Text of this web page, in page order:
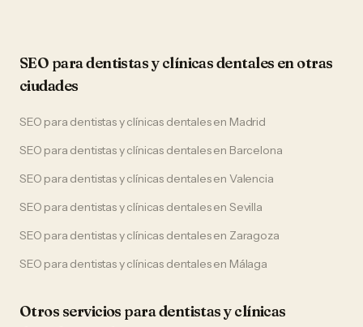
SEO paradentistas y clínicas dentales en otras
ciudades
SEO para dentistas y clínicas dentalesen Madrid
SEO para dentistas y clínicas dentalesen Barcelona
SEO para dentistas y clínicas dentalesen Valencia
SEO para dentistas y clínicas dentalesen Sevilla
SEO para dentistas y clínicas dentalesen Zaragoza
SEO para dentistas y clínicas dentalesen Málaga
Otros servicios paradentistas y clínicas